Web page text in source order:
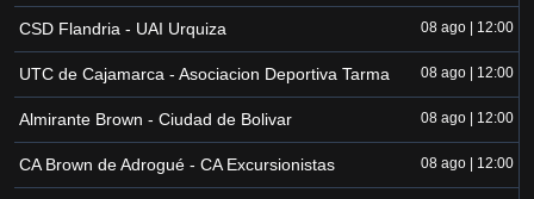
CSD Flandria - UAI Urquiza 08 ago | 12:00
UTC de Cajamarca - Asociacion Deportiva Tarma 08 ago | 12:00
Almirante Brown - Ciudad de Bolivar 08 ago | 12:00
CA Brown de Adrogué - CA Excursionistas 08 ago | 12:00